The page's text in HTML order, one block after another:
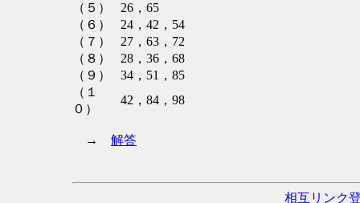
（５）
26，65
（６）
24，42，54
（７）
27，63，72
（８）
28，36，68
（９）
34，51，85
（１
０）
42，84，98
→ 解答
相互リンク